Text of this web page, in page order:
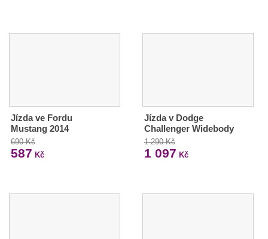
Jízda ve Fordu
Mustang 2014
690 Kč
587 Kč
Jízda v Dodge
Challenger Widebody
1 290 Kč
1 097 Kč